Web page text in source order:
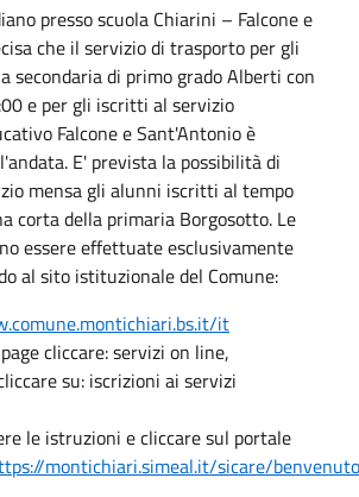
presso scuola Chiarini – Falcone e
che il servizio di trasporto per gli
secondaria di primo grado Alberti con
e per gli iscritti al servizio
Falcone e Sant'Antonio è
E' prevista la possibilità di
mensa gli alunni iscritti al tempo
corta della primaria Borgosotto. Le
essere effettuate esclusivamente
al sito istituzionale del Comune:
it
cliccare: servizi on line,
su: iscrizioni ai servizi
le istruzioni e cliccare sul portale
montichiari.simeal.it/sicare/